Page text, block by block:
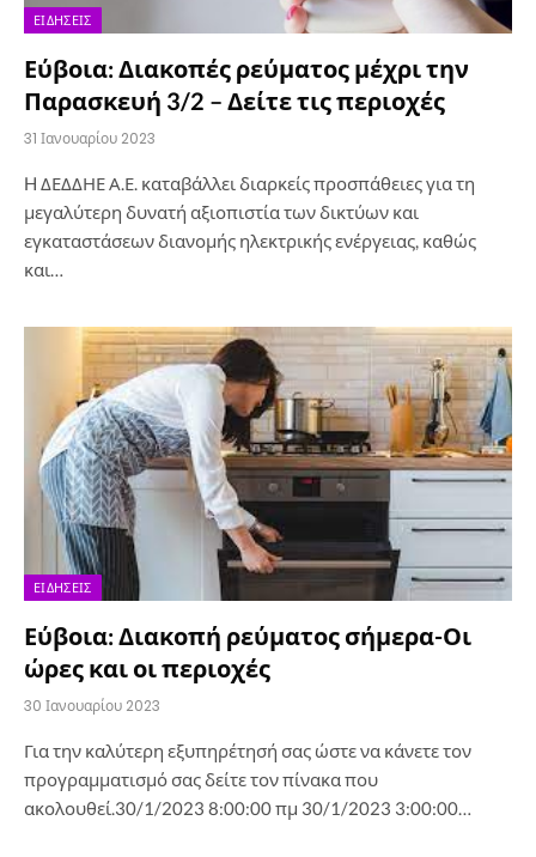
ΕΙΔΉΣΕΙΣ
Εύβοια: Διακοπές ρεύματος μέχρι την
Παρασκευή 3/2 – Δείτε τις περιοχές
31 Ιανουαρίου 2023
H ΔΕΔΔΗΕ Α.Ε. καταβάλλει διαρκείς προσπάθειες για τη
μεγαλύτερη δυνατή αξιοπιστία των δικτύων και
εγκαταστάσεων διανομής ηλεκτρικής ενέργειας, καθώς
και…
ΕΙΔΉΣΕΙΣ
Εύβοια: Διακοπή ρεύματος σήμερα-Οι
ώρες και οι περιοχές
30 Ιανουαρίου 2023
Για την καλύτερη εξυπηρέτησή σας ώστε να κάνετε τον
προγραμματισμό σας δείτε τον πίνακα που
ακολουθεί.30/1/2023 8:00:00 πμ 30/1/2023 3:00:00…